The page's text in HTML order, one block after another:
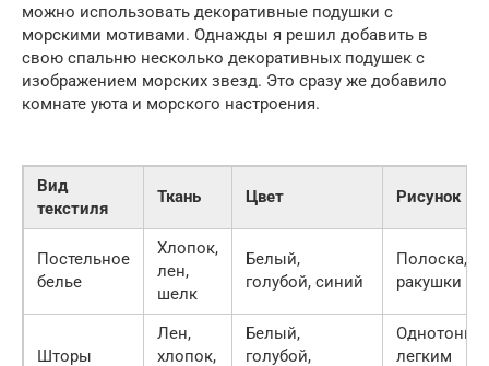
можно использовать декоративные подушки с
морскими мотивами. Однажды я решил добавить в
свою спальню несколько декоративных подушек с
изображением морских звезд. Это сразу же добавило
комнате уюта и морского настроения.
Вид
текстиля
Ткань Цвет Рисунок
Постельное
белье
Хлопок,
лен,
шелк
Белый,
голубой, синий
Полоска,
ракушки
Шторы
Лен,
хлопок,
Белый,
голубой,
легким